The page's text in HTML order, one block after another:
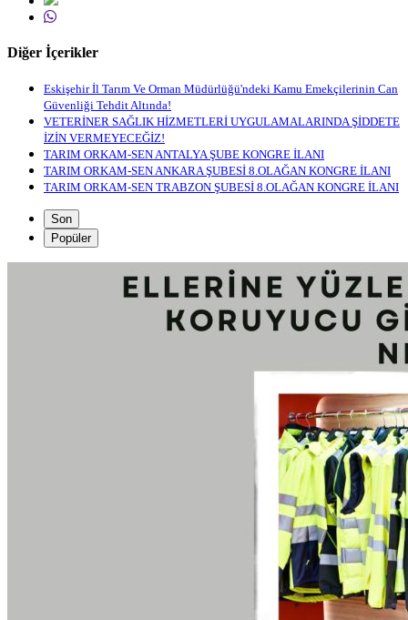
Diğer İçerikler
Eskişehir İl Tarım Ve Orman Müdürlüğü'ndeki Kamu Emekçilerinin Can
Güvenliği Tehdit Altında!
VETERİNER SAĞLIK HİZMETLERİ UYGULAMALARINDA ŞİDDETE
İZİN VERMEYECEĞİZ!
TARIM ORKAM-SEN ANTALYA ŞUBE KONGRE İLANI
TARIM ORKAM-SEN ANKARA ŞUBESİ 8.OLAĞAN KONGRE İLANI
TARIM ORKAM-SEN TRABZON ŞUBESİ 8.OLAĞAN KONGRE İLANI
Son
Popüler